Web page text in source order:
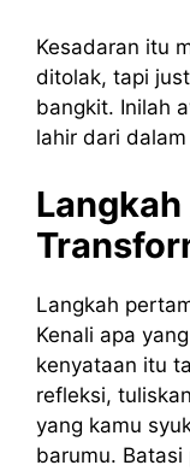
Kesadaran itu
ditolak, tapi
bangkit. Inilah
lahir dari
Langkah
Kenali apa
kenyataan itu
refleksi,
yang kamu
barumu.